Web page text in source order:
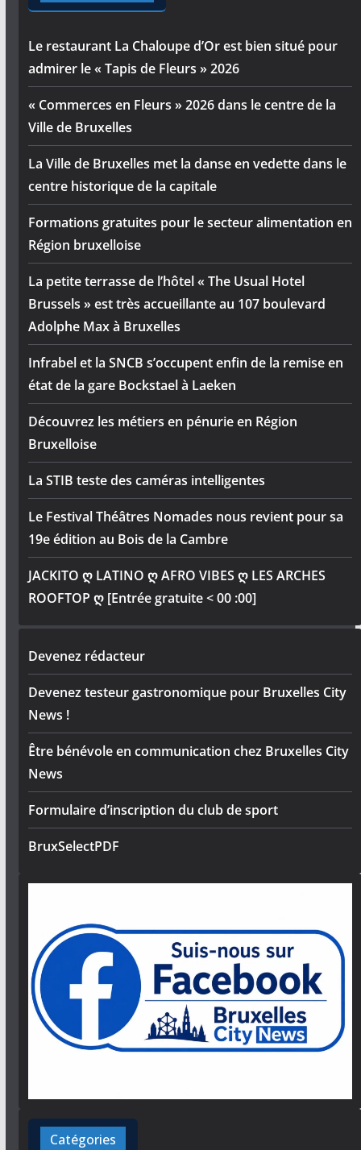
Le restaurant La Chaloupe d’Or est bien situé pour
admirer le « Tapis de Fleurs » 2026
« Commerces en Fleurs » 2026 dans le centre de la
Ville de Bruxelles
La Ville de Bruxelles met la danse en vedette dans le
centre historique de la capitale
Formations gratuites pour le secteur alimentation en
Région bruxelloise
La petite terrasse de l’hôtel « The Usual Hotel
Brussels » est très accueillante au 107 boulevard
Adolphe Max à Bruxelles
Infrabel et la SNCB s’occupent enfin de la remise en
état de la gare Bockstael à Laeken
Découvrez les métiers en pénurie en Région
Bruxelloise
La STIB teste des caméras intelligentes
Le Festival Théâtres Nomades nous revient pour sa
19e édition au Bois de la Cambre
JACKITO ღ LATINO ღ AFRO VIBES ღ LES ARCHES
ROOFTOP ღ [Entrée gratuite < 00 :00]
Devenez rédacteur
Devenez testeur gastronomique pour Bruxelles City
News !
Être bénévole en communication chez Bruxelles City
News
Formulaire d’inscription du club de sport
BruxSelectPDF
Catégories